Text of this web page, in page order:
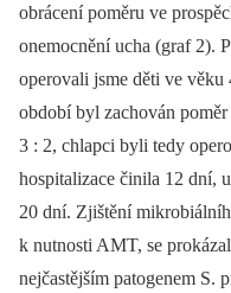
obrácení poměru ve
onemocnění ucha (graf 2).
operovali jsme děti ve věku
období byl zachován
3 : 2, chlapci byli tedy
hospitalizace činila 12 dní,
20 dní. Zjištění
k nutnosti AMT, se
nejčastějším patogenem S.